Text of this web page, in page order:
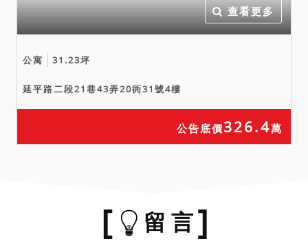
查看更多
公寓 31.23坪
延平路二段21巷43弄20衖31號4樓
公告底價326.4萬
留 言